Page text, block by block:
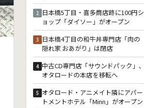
2 日本橋5丁目・喜多商店跡に100円シ
ョップ「ダイソー」がオープン
3 日本橋4丁目の和牛丼専門店「肉の
隠れ家 おあがり」は閉店
4 中古CD専門店「サウンドパック」、
オタロードの本店を移転へ
5 オタロード・アニメイト隣にアパー
トメントホテル「Minn」がオープン